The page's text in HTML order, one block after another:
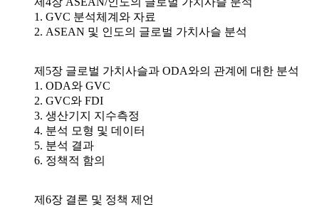
1. GVC 분석체계와 자료
2. ASEAN 및 인도의 글로벌 가치사슬 분석
제5장 글로벌 가치사슬과 ODA와의 관계에 대한 분석
1. ODA와 GVC
2. GVC와 FDI
3. 생산기지 지수측정
4. 분석 모형 및 데이터
5. 분석 결과
6. 정책적 함의
제6장 결론 및 정책 제언